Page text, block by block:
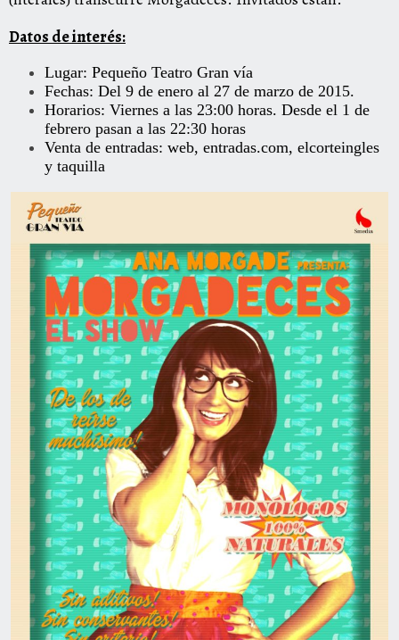
Datos de interés:
Lugar: Pequeño Teatro Gran vía
Fechas: Del 9 de enero al 27 de marzo de 2015.
Horarios: Viernes a las 23:00 horas. Desde el 1 de
febrero pasan a las 22:30 horas
Venta de entradas: web, entradas.com, elcorteingles
y taquilla